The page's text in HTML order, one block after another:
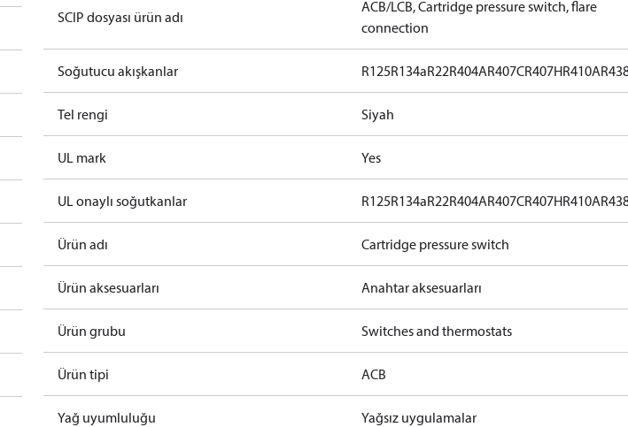
SCIP dosyası ürün adı
ACB/LCB, Cartridge pressure switch, flare
connection
Soğutucu akışkanlar R125R134aR22R404AR407CR407HR410A
Tel rengi Siyah
UL mark Yes
UL onaylı soğutkanlar R125R134aR22R404AR407CR407HR410A
Ürün adı Cartridge pressure switch
Ürün aksesuarları Anahtar aksesuarları
Ürün grubu Switches and thermostats
Ürün tipi ACB
Yağ uyumluluğu Yağsız uygulamalar